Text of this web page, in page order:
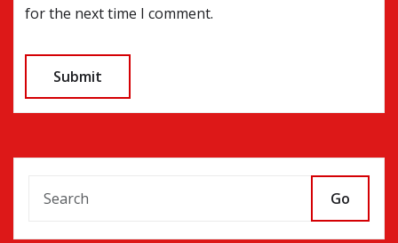
for the next time I comment.
Go